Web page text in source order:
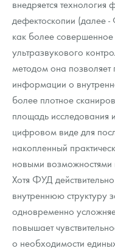
внедряется
дефектоскопии (далее
как более
ультразвукового
методом она позволяет
информации о
более плотное
площадь исследования
цифровом виде для
накопленный
новыми
Хотя ФУД
внутреннюю структуру
одновременно
повышает
о необходимости